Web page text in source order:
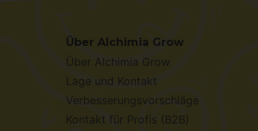
Über Alchimia Grow
Über Alchimia Grow
Lage und Kontakt
Verbesserungsvorschläge
Kontakt für Profis (B2B)